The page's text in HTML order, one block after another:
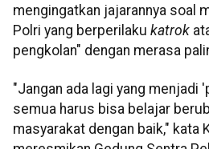
mengingatkan jajarannya soal
Polri yang berperilaku katrok
pengkolan" dengan merasa
"Jangan ada lagi yang menjadi
semua harus bisa belajar
masyarakat dengan baik," kata